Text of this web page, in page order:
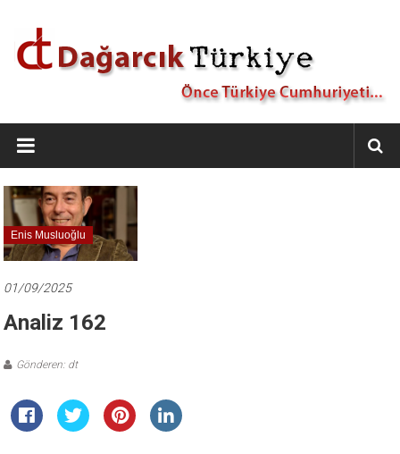
Dağarcık
Türkiye
Önce
Türkiye
Cumhuriyeti…
Enis Musluoğlu
01/09/2025
Analiz 162
Gönderen: dt